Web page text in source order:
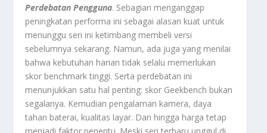
Perdebatan Pengguna. Sebagian menganggap
peningkatan performa ini sebagai alasan kuat untuk
menunggu seri ini ketimbang membeli versi
sebelumnya sekarang. Namun, ada juga yang menilai
bahwa kebutuhan harian tidak selalu memerlukan
skor benchmark tinggi. Serta perdebatan ini
menunjukkan satu hal penting: skor Geekbench bukan
segalanya. Kemudian pengalaman kamera, daya
tahan baterai, kualitas layar. Dan hingga harga tetap
menjadi faktor penentu. Meski seri terbaru unggul di